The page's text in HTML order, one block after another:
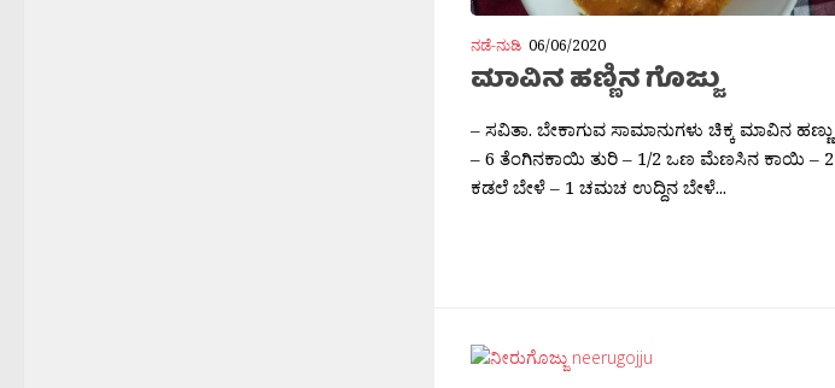
ನಡೆ-ನುಡಿ 06/06/2020
ಮಾವಿನ ಹಣ್ಣಿನ ಗೊಜ್ಜು
– ಸವಿತಾ. ಬೇಕಾಗುವ ಸಾಮಾನುಗಳು ಚಿಕ್ಕ ಮಾವಿನ ಹಣ್ಣು
– 6 ತೆಂಗಿನಕಾಯಿ ತುರಿ – 1/2 ಒಣ ಮೆಣಸಿನ ಕಾಯಿ – 2
ಕಡಲೆ ಬೇಳೆ – 1 ಚಮಚ ಉದ್ದಿನ ಬೇಳೆ...